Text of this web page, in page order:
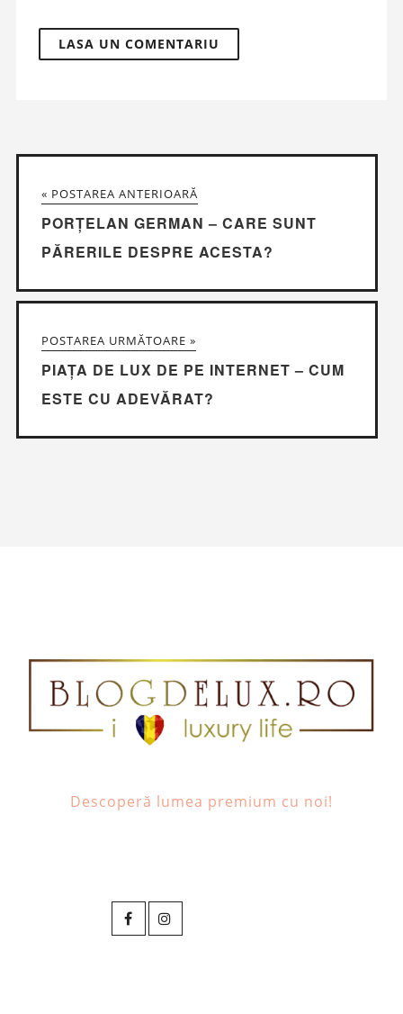
« POSTAREA ANTERIOARĂ
PORȚELAN GERMAN – CARE SUNT
PĂRERILE DESPRE ACESTA?
POSTAREA URMĂTOARE »
PIAȚA DE LUX DE PE INTERNET – CUM
ESTE CU ADEVĂRAT?
Descoperă lumea premium cu noi!